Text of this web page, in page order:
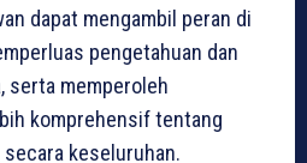
dapat mengambil peran di
pengetahuan dan
serta memperoleh
komprehensif tentang
keseluruhan.